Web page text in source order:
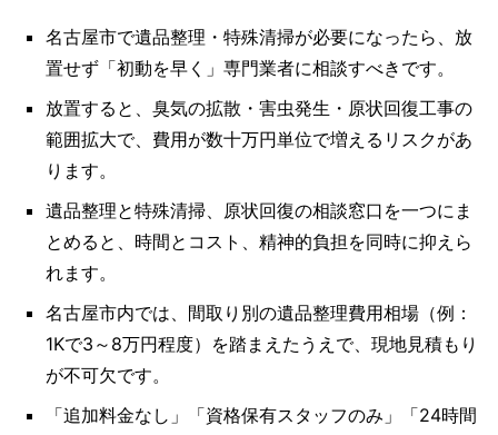
名古屋市で遺品整理・特殊清掃が必要になったら、放
置せず「初動を早く」専門業者に相談すべきです。
放置すると、臭気の拡散・害虫発生・原状回復工事の
範囲拡大で、費用が数十万円単位で増えるリスクがあ
ります。
遺品整理と特殊清掃、原状回復の相談窓口を一つにま
とめると、時間とコスト、精神的負担を同時に抑えら
れます。
名古屋市内では、間取り別の遺品整理費用相場（例：
1Kで3～8万円程度）を踏まえたうえで、現地見積もり
が不可欠です。
「追加料金なし」「資格保有スタッフのみ」「24時間